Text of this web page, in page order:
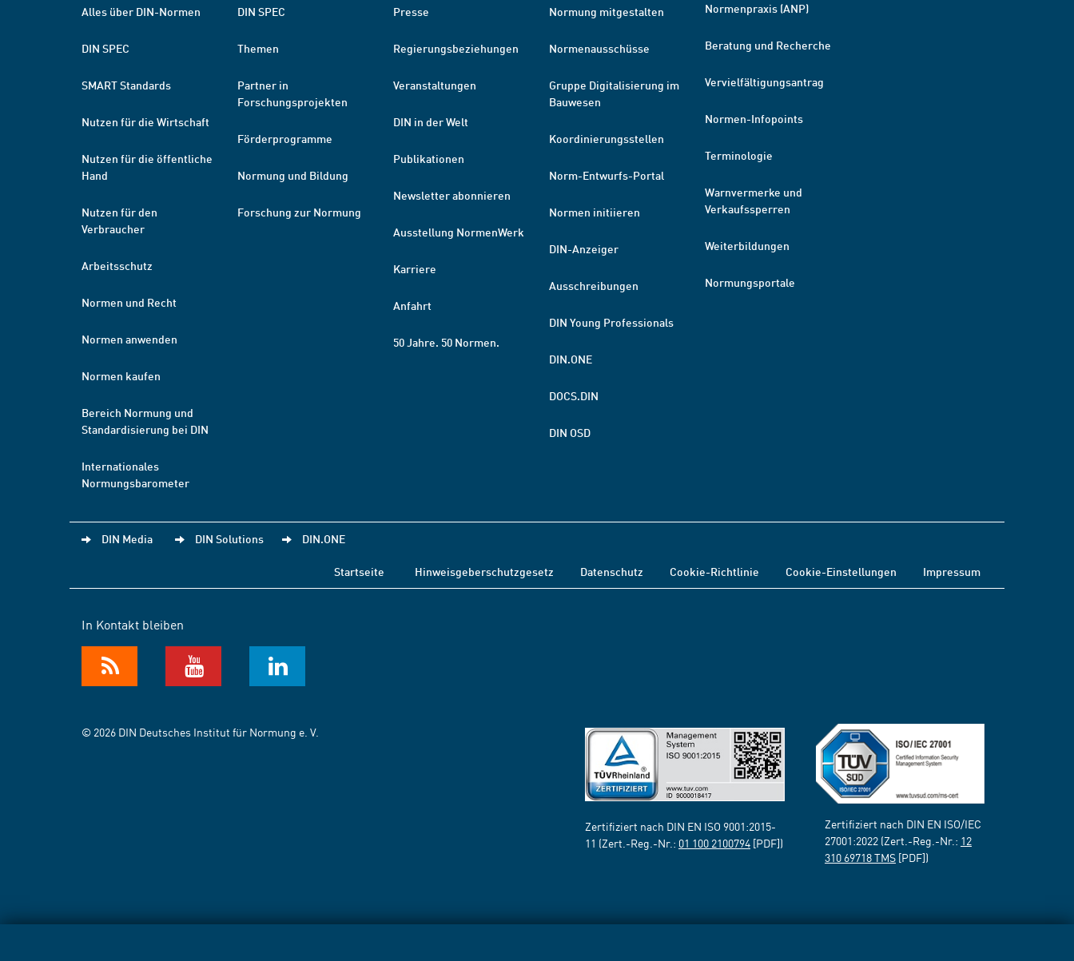
Alles über DIN-Normen
DIN SPEC
SMART Standards
Nutzen für die Wirtschaft
Nutzen für die öffentliche
Hand
Nutzen für den
Verbraucher
Arbeitsschutz
Normen und Recht
Normen anwenden
Normen kaufen
Bereich Normung und
Standardisierung bei DIN
Internationales
Normungsbarometer
DIN SPEC
Themen
Partner in
Forschungsprojekten
Förderprogramme
Normung und Bildung
Forschung zur Normung
Presse
Regierungsbeziehungen
Veranstaltungen
DIN in der Welt
Publikationen
Newsletter abonnieren
Ausstellung NormenWerk
Karriere
Anfahrt
50 Jahre. 50 Normen.
Normung mitgestalten
Normenausschüsse
Gruppe Digitalisierung im
Bauwesen
Koordinierungsstellen
Norm-Entwurfs-Portal
Normen initiieren
DIN-Anzeiger
Ausschreibungen
DIN Young Professionals
DIN.ONE
DOCS.DIN
DIN OSD
Normenpraxis (ANP)
Beratung und Recherche
Vervielfältigungsantrag
Normen-Infopoints
Terminologie
Warnvermerke und
Verkaufssperren
Weiterbildungen
Normungsportale
DIN Media DIN Solutions DIN.ONE
Startseite Hinweisgeberschutzgesetz Datenschutz Cookie-Richtlinie Cookie-Einstellungen Impressum
In Kontakt bleiben
© 2026 DIN Deutsches Institut für Normung e. V.
Zertifiziert nach DIN EN ISO 9001:2015-
11 (Zert.-Reg.-Nr.: 01 100 2100794 [PDF])
Zertifiziert nach DIN EN ISO/IEC
27001:2022 (Zert.-Reg.-Nr.: 12
310 69718 TMS [PDF])